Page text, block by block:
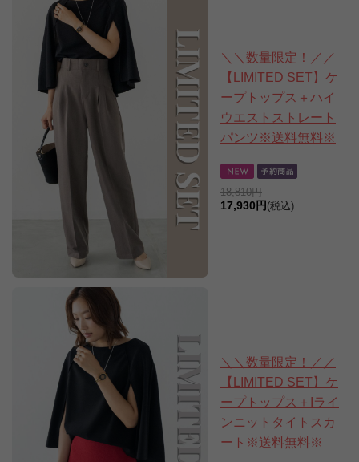
＼＼数量限定！／／
【LIMITED SET】ケ
ープトップス＋ハイ
ウエストストレート
パンツ※送料無料※
18,810円
17,930円 (税込)
＼＼数量限定！／／
【LIMITED SET】ケ
ープトップス＋Iライ
ンニットタイトスカ
ート※送料無料※